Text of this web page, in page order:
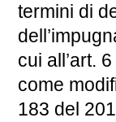
termini di
cui all’art.
come
183 del